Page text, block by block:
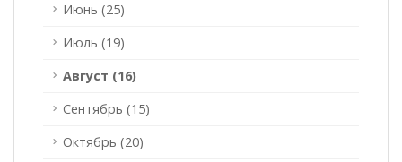
Июнь (25)
Июль (19)
Август (16)
Сентябрь (15)
Октябрь (20)